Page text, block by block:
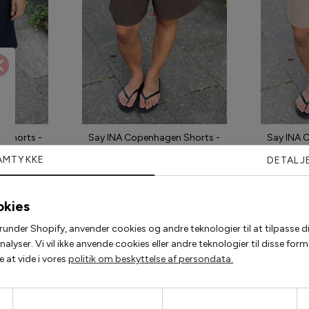
Shopify, anvender cookies og andre teknologier til at tilpasse
Vi vil ikke anvende cookies eller andre teknologier til disse
at vide i vores politik om beskyttelse af persondata.
Shorts -
Say INA Copenhagen Shorts -
Say INA
Populære accessories
2 for 200,- 2 for 120,-